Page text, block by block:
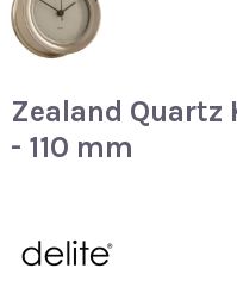
Zealand Quartz
- 110 mm